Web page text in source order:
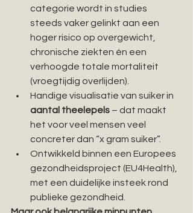
categorie wordt in studies
steeds vaker gelinkt aan een
hoger risico op overgewicht,
chronische ziekten én een
verhoogde totale mortaliteit
(vroegtijdig overlijden).
Handige visualisatie van suiker in
aantal theelepels – dat maakt
het voor veel mensen veel
concreter dan “x gram suiker”.
Ontwikkeld binnen een Europees
gezondheidsproject (EU4Health),
met een duidelijke insteek rond
publieke gezondheid.